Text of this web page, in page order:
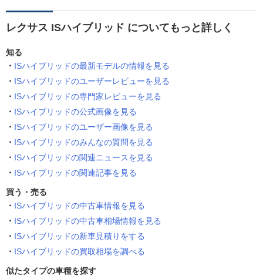
レクサス ISハイブリッド についてもっと詳しく
知る
ISハイブリッドの最新モデルの情報を見る
ISハイブリッドのユーザーレビューを見る
ISハイブリッドの専門家レビューを見る
ISハイブリッドの公式画像を見る
ISハイブリッドのユーザー画像を見る
ISハイブリッドのみんなの質問を見る
ISハイブリッドの関連ニュースを見る
ISハイブリッドの関連記事を見る
買う・売る
ISハイブリッドの中古車情報を見る
ISハイブリッドの中古車相場情報を見る
ISハイブリッドの新車見積りをする
ISハイブリッドの買取相場を調べる
似たタイプの車種を探す